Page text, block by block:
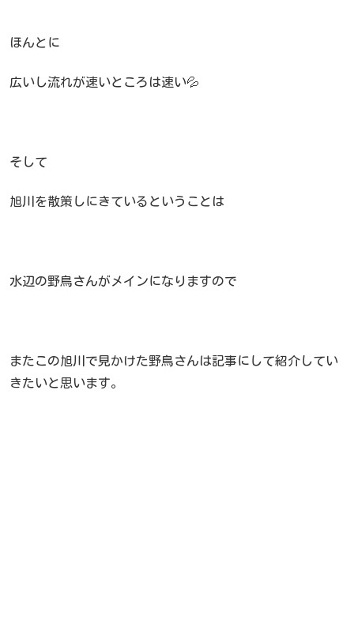
ほんとに
広いし流れが速いところは速い💦
そして
旭川を散策しにきているということは
水辺の野鳥さんがメインになりますので
またこの旭川で見かけた野鳥さんは記事にして紹介してい
きたいと思います。